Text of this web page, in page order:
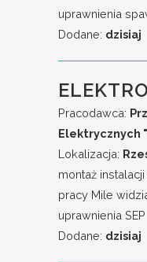
uprawnienia
Dodane: dzisiaj
Pracodawca:
Elektrycznych
Lokalizacja:
montaż
pracy Mile
uprawnienia SEP
Dodane: dzisiaj